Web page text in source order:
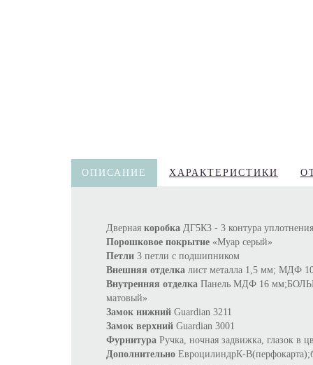
ОПИСАНИЕ ХАРАКТЕРИСТИКИ
Дверная коробка ДГ5К3 - 3 контура
Порошковое покрытие «Муар серый»
Петли 3 петли с подшипником
Внешняя отделка лист металла 1,5 мм; МДФ
Внутренняя отделка Панель МДФ 16
матовый»
Замок нижний Guardian 3211
Замок верхний Guardian 3001
Фурнитура Ручка, ночная задвижка, глазок в
Дополнительно ЕвроцилиндрК-